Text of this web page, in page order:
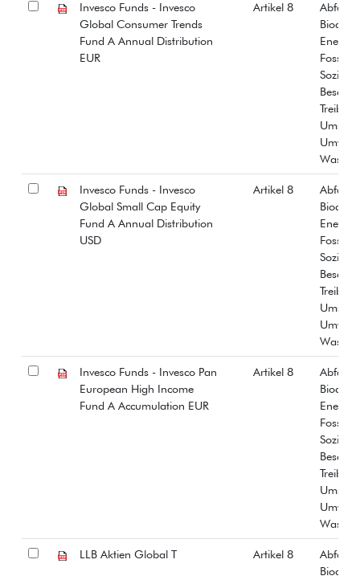
Invesco Funds - Invesco
Global Consumer Trends
Fund A Annual Distribution
EUR
Artikel 8
Abfall
Fossiles
Umwelt
Wasser
Invesco Funds - Invesco
Global Small Cap Equity
Fund A Annual Distribution
USD
Artikel 8
Abfall
Fossiles
Umwelt
Wasser
Invesco Funds - Invesco Pan
European High Income
Fund A Accumulation EUR
Artikel 8
Abfall
Fossiles
Umwelt
Wasser
LLB Aktien Global T Artikel 8
Abfall